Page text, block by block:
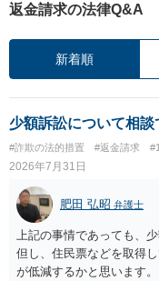
返金請求の法律Q&A
新着順
少額訴訟について相談
#詐欺の法的措置 #返金請求
2026年7月31日
肥田 弘昭 弁護士
上記の事情であっても、
但し、住民票などを取得
が低減するかと思います